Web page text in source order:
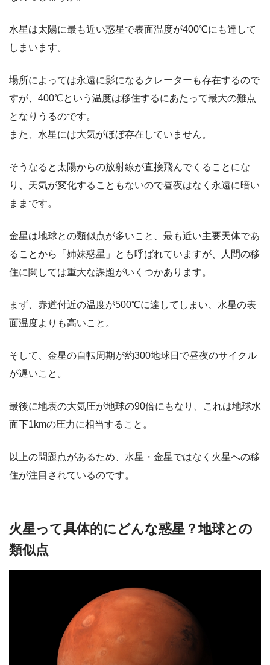
水星は太陽に最も近い惑星で表面温度が400℃にも達して
しまいます。
場所によっては永遠に影になるクレーターも存在するので
すが、400℃という温度は移住するにあたって最大の難点
となりうるのです。
また、水星には大気がほぼ存在していません。
そうなると太陽からの放射線が直接飛んでくることにな
り、天気が変化することもないので昼夜はなく永遠に暗い
ままです。
金星は地球との類似点が多いこと、最も近い主要天体であ
ることから「姉妹惑星」とも呼ばれていますが、人間の移
住に関しては重大な課題がいくつかあります。
まず、 赤道付近の温度が500℃に達してしまい、水星の表
面温度よりも高いこと。
そして、 金星の自転周期が約300地球日で昼夜のサイクル
が遅いこと。
最後に地表の大気圧が地球の90倍にもなり、これは地球水
面下1kmの圧力に相当すること。
以上の問題点があるため、水星・金星ではなく火星への移
住が注目されているのです。
火星って具体的にどんな惑星？地球との
類似点